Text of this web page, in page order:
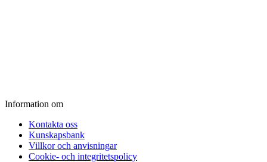
Information om
Kontakta oss
Kunskapsbank
Villkor och anvisningar
Cookie- och integritetspolicy